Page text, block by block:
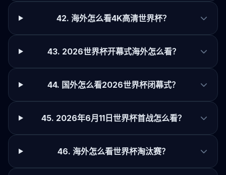
42. 海外怎么看4K高清世界杯？
43. 2026世界杯开幕式海外怎么看？
44. 国外怎么看2026世界杯闭幕式？
45. 2026年6月11日世界杯首战怎么看？
46. 海外怎么看世界杯淘汰赛？